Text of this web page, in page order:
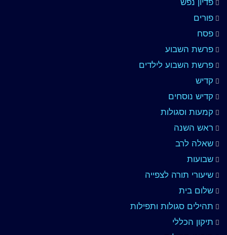
פדיון נפש
פורים
פסח
פרשת השבוע
פרשת השבוע לילדים
קדיש
קדיש נוסחים
קמעות וסגולות
ראש השנה
שאלה לרב
שבועות
שיעורי תורה לצפייה
שלום בית
תהילים סגולות ותפילות
תיקון הכללי